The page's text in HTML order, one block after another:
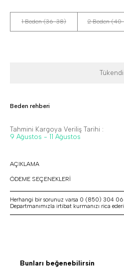
1 Beden (36-38) 2 Beden
Tükendi
Beden rehberi
Tahmini Kargoya Veriliş Tarihi :
9 Ağustos - 11 Ağustos
AÇIKLAMA
ÖDEME SEÇENEKLERİ
Herhangi bir sorunuz varsa 0 (850) 304 06
Departmanımızla irtibat kurmanızı rica
Bunları beğenebilirsin